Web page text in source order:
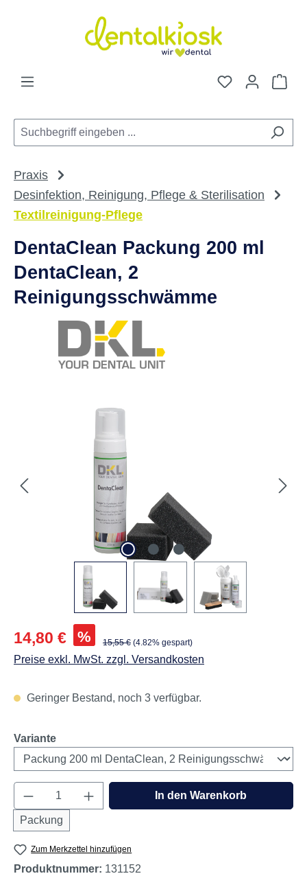
Zum Hauptinhalt springen
Du hast 0
Praxis
Desinfektion, Reinigung, Pflege & Sterilisation
Textilreinigung-Pflege
DentaClean Packung 200 ml
DentaClean, 2
Reinigungsschwämme
Abbildungen können vom Original abweichen.
Verkaufspreis:
14,80 € % Regulärer Preis:
15,55 € (4.82% gespart)
Preise exkl. MwSt. zzgl. Versandkosten
Geringer Bestand, noch 3 verfügbar.
Varianteauswählen
Produkt Anzahl: Gib den gewünschten
Packung
In den Warenkorb
Zum Merkzettel hinzufügen
Produktnummer: 131152